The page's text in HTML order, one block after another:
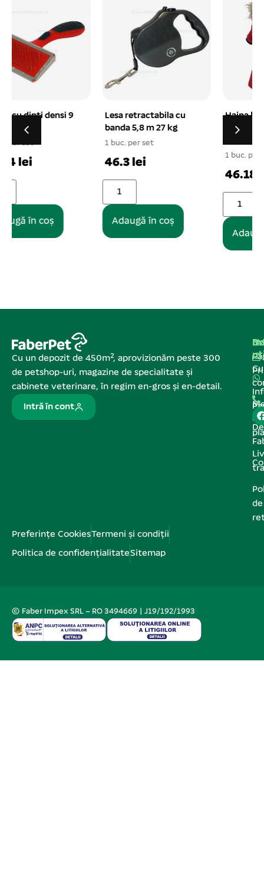
Lesa retractabila cu
banda 5,8 m 27 kg
1 buc. per set
46.3 lei
Adaugă în coș
Haina bumbac
captusita cu gluga XS
– 8# rosu
1 buc. per set
Adaugă în coș
Cu un depozit de 450m², aprovizionăm peste 300
de petshop-uri, magazine de specialitate și
cabinete veterinare, în regim en-gros și en-detail.
Intră în cont
de
de
Preferințe CookiesTermeni și condiții
Politica de confidențialitateSitemap
© Faber Impex SRL – RO 3494669 | J19/192/1993